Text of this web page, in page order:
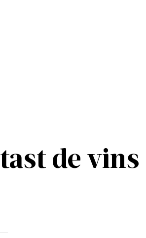
de vins